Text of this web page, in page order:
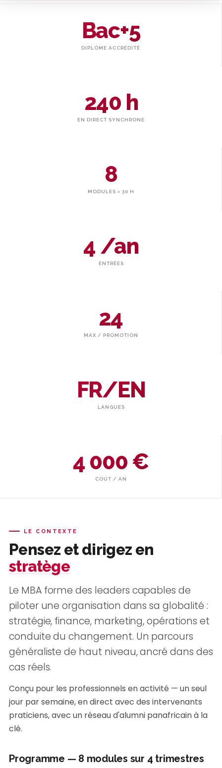
Bac+5
DIPLÔME ACCRÉDITÉ
240 h
EN DIRECT SYNCHRONE
8
MODULES × 30 H
4 /an
ENTRÉES
24
MAX / PROMOTION
FR/EN
LANGUES
4 000 €
COÛT / AN
LE CONTEXTE
Pensez et dirigez en
stratège
Le MBA forme des leaders capables de
piloter une organisation dans sa globalité :
stratégie, finance, marketing, opérations et
conduite du changement. Un parcours
généraliste de haut niveau, ancré dans des
cas réels.
Conçu pour les professionnels en activité — un seul
jour par semaine, en direct avec des intervenants
praticiens, avec un réseau d'alumni panafricain à la
clé.
Programme — 8 modules sur 4 trimestres